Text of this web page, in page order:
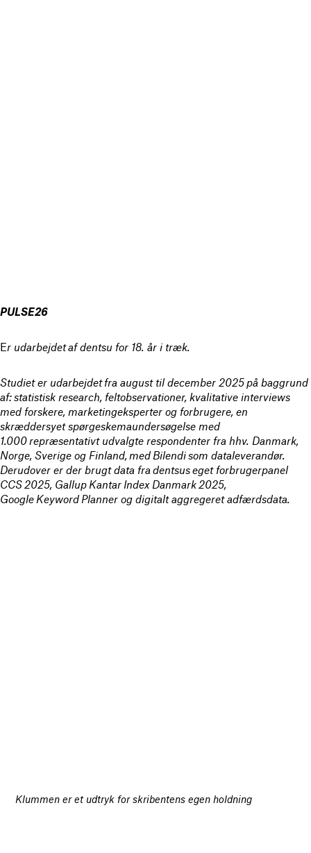
PULSE26
Er udarbejdet af dentsu for 18. år i træk.
Studiet er udarbejdet fra august til december 2025 på baggrund
af: statistisk research, feltobservationer, kvalitative interviews
med forskere, marketingeksperter og forbrugere, en
skræddersyet spørgeskemaundersøgelse med
1.000 repræsentativt udvalgte respondenter fra hhv. Danmark,
Norge, Sverige og Finland, med Bilendi som dataleverandør.
Derudover er der brugt data fra dentsus eget forbrugerpanel
CCS 2025, Gallup Kantar Index Danmark 2025,
Google Keyword Planner og digitalt aggregeret adfærdsdata.
Klummen er et udtryk for skribentens egen holdning